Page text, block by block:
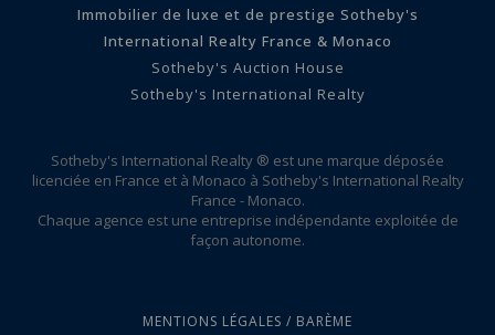
Immobilier de luxe et de prestige Sotheby's
International Realty France & Monaco
Sotheby's Auction House
Sotheby's International Realty
Sotheby's International Realty ® est une marque déposée
licenciée en France et à Monaco à Sotheby's International Realty
France - Monaco.
Chaque agence est une entreprise indépendante exploitée de
façon autonome.
MENTIONS LÉGALES / BARÈME